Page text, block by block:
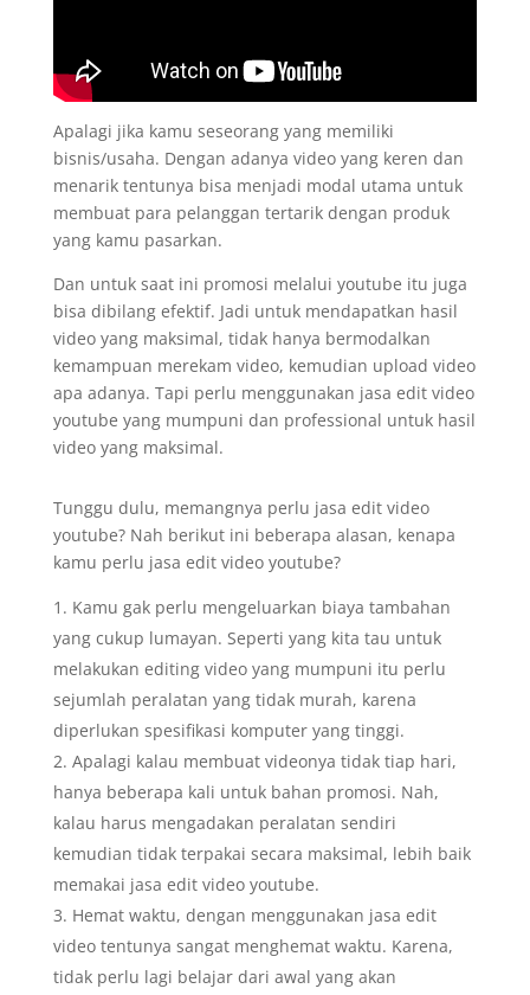
Apalagi jika kamu seseorang yang memiliki
bisnis/usaha. Dengan adanya video yang keren dan
menarik tentunya bisa menjadi modal utama untuk
membuat para pelanggan tertarik dengan produk
yang kamu pasarkan.
Dan untuk saat ini promosi melalui youtube itu juga
bisa dibilang efektif. Jadi untuk mendapatkan hasil
video yang maksimal, tidak hanya bermodalkan
kemampuan merekam video, kemudian upload video
apa adanya. Tapi perlu menggunakan jasa edit video
youtube yang mumpuni dan professional untuk hasil
video yang maksimal.
Tunggu dulu, memangnya perlu jasa edit video
youtube? Nah berikut ini beberapa alasan, kenapa
kamu perlu jasa edit video youtube?
Kamu gak perlu mengeluarkan biaya tambahan
yang cukup lumayan. Seperti yang kita tau untuk
melakukan editing video yang mumpuni itu perlu
sejumlah peralatan yang tidak murah, karena
diperlukan spesifikasi komputer yang tinggi.
Apalagi kalau membuat videonya tidak tiap hari,
hanya beberapa kali untuk bahan promosi. Nah,
kalau harus mengadakan peralatan sendiri
kemudian tidak terpakai secara maksimal, lebih baik
memakai jasa edit video youtube.
Hemat waktu, dengan menggunakan jasa edit
video tentunya sangat menghemat waktu. Karena,
tidak perlu lagi belajar dari awal yang akan